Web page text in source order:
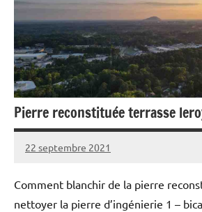
Pierre reconstituée terrasse
22 septembre 2021
Comment blanchir de la pierre
nettoyer la pierre d’ingénierie 1 –